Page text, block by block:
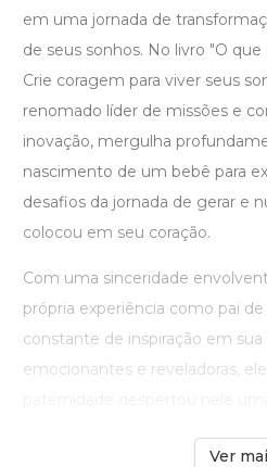
em uma jornada de
de seus sonhos. No livro "O
Crie coragem para viver seus
renomado líder de missões e
inovação, mergulha
nascimento de um bebê para
desafios da jornada de gerar e
colocou em seu coração.
Com uma sinceridade
própria experiência como pai
constante de inspiração em
emocionantes e reveladoras,
Ver